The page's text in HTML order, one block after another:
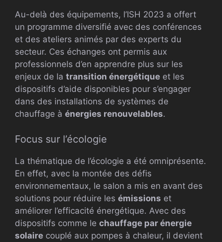
Au-delà des équipements, l’ISH 2023 a offert
un programme diversifié avec des conférences
et des ateliers animés par des experts du
secteur. Ces échanges ont permis aux
professionnels d’en apprendre plus sur les
enjeux de la transition énergétique et les
dispositifs d’aide disponibles pour s’engager
dans des installations de systèmes de
chauffage à énergies renouvelables.
Focus sur l’écologie
La thématique de l’écologie a été omniprésente.
En effet, avec la montée des défis
environnementaux, le salon a mis en avant des
solutions pour réduire les émissions et
améliorer l’efficacité énergétique. Avec des
dispositifs comme le chauffage par énergie
solaire couplé aux pompes à chaleur, il devient